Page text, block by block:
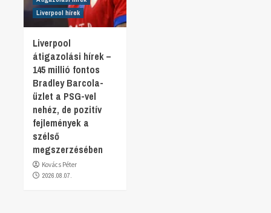
Liverpool hírek
Liverpool
átigazolási hírek –
145 millió fontos
Bradley Barcola-
üzlet a PSG-vel
nehéz, de pozitív
fejlemények a
szélső
megszerzésében
Kovács Péter
2026.08.07.